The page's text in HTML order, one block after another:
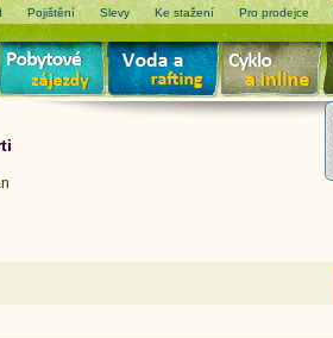
Pojištění Slevy Ke stažení Pro prodejce